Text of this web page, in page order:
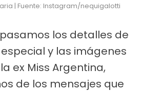
| Fuente: Instagram/nequigalotti
los detalles de
y las imágenes
ex Miss Argentina,
de los mensajes que